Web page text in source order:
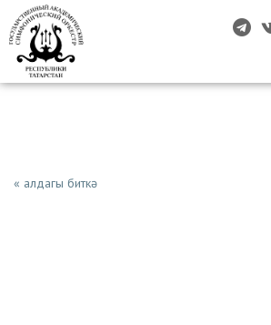
« алдагы биткә